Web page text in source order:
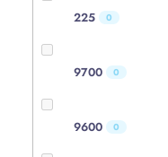
225 0
9700 0
9600 0